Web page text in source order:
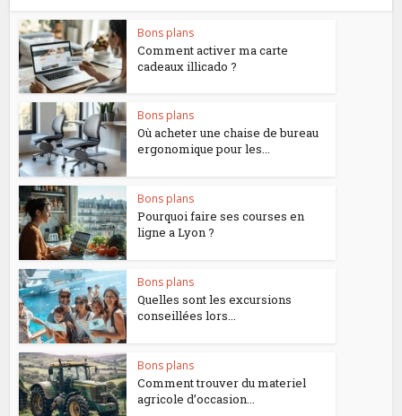
Bons plans
Comment activer ma carte
cadeaux illicado ?
Bons plans
Où acheter une chaise de bureau
ergonomique pour les...
Bons plans
Pourquoi faire ses courses en
ligne a Lyon ?
Bons plans
Quelles sont les excursions
conseillées lors...
Bons plans
Comment trouver du materiel
agricole d’occasion...